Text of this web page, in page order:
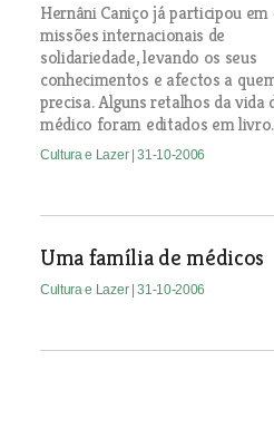
Hernâni Caniço já participou em
missões internacionais de
solidariedade, levando os seus
conhecimentos e afectos a
precisa. Alguns retalhos da vida
médico foram editados em livro.
Cultura e Lazer | 31-10-2006
Uma família de médicos
Cultura e Lazer | 31-10-2006